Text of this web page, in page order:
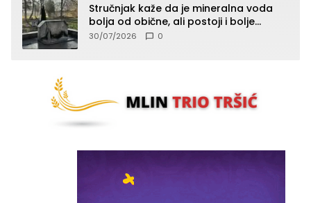
Stručnjak kaže da je mineralna voda
bolja od obične, ali postoji i bolje
rješenje
30/07/2026 0